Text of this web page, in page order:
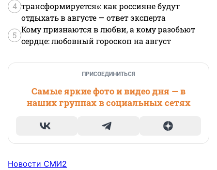
4 трансформируется»: как россияне будут
отдыхать в августе — ответ эксперта
5
Кому признаются в любви, а кому разобьют
сердце: любовный гороскоп на август
ПРИСОЕДИНИТЬСЯ
Самые яркие фото и видео дня — в
наших группах в социальных сетях
Новости СМИ2